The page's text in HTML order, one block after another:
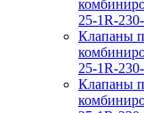
25-1R-
Клапаны
25-1R-
Клапаны